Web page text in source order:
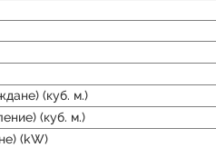
добавен в количката
(куб. м.)
(куб. м.)
(kW)